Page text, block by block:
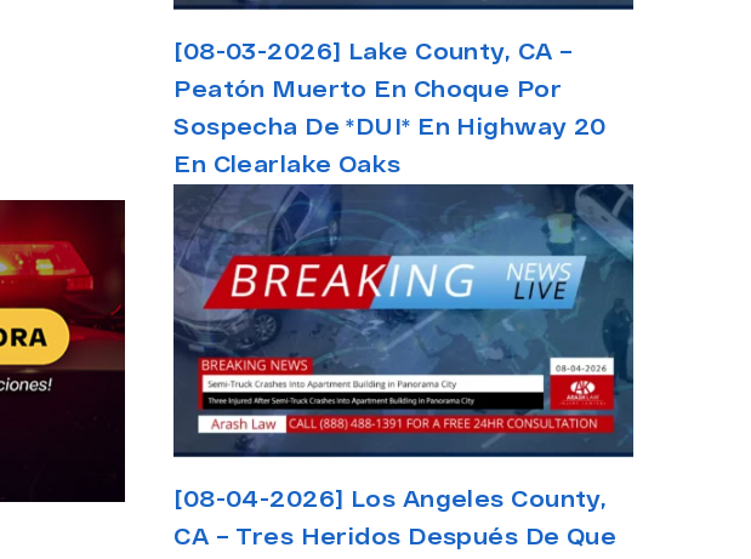
[08-03-2026] Lake County, CA –
Peatón Muerto En Choque Por
Sospecha De *DUI* En Highway 20
En Clearlake Oaks
[08-04-2026] Los Angeles County,
CA – Tres Heridos Después De Que